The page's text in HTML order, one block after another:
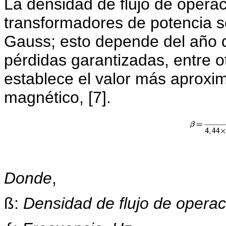
La densidad de flujo de
transformadores de potencia
Gauss; esto depende del año
pérdidas garantizadas, entre
establece el valor más
magnético, [7].
Donde,
ß: Densidad de flujo de